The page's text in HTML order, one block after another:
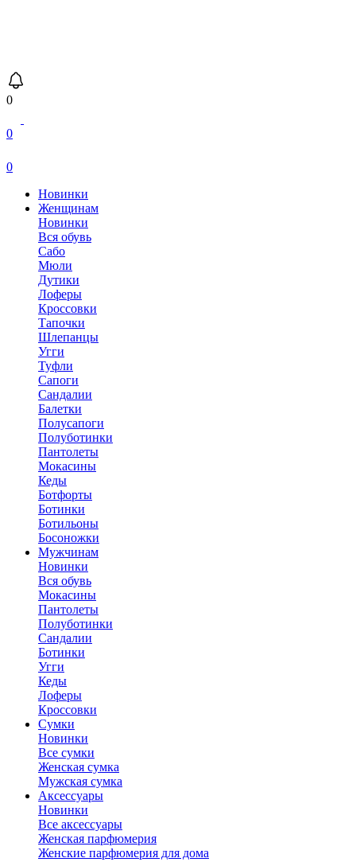
0
0
0
Новинки
Женщинам
Новинки
Вся обувь
Сабо
Мюли
Дутики
Лоферы
Кроссовки
Тапочки
Шлепанцы
Угги
Туфли
Сапоги
Сандалии
Балетки
Полусапоги
Полуботинки
Пантолеты
Мокасины
Кеды
Ботфорты
Ботинки
Ботильоны
Босоножки
Мужчинам
Новинки
Вся обувь
Мокасины
Пантолеты
Полуботинки
Сандалии
Ботинки
Угги
Кеды
Лоферы
Кроссовки
Сумки
Новинки
Все сумки
Женская сумка
Мужская сумка
Аксессуары
Новинки
Все аксессуары
Женская парфюмерия
Женские парфюмерия для дома